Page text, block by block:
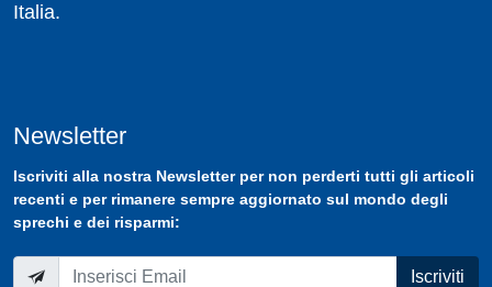
Italia.
Newsletter
Iscriviti alla nostra Newsletterper non perderti tutti gli articoli
recenti e per rimanere sempre aggiornato sul mondo degli
sprechi e dei risparmi:
Iscriviti